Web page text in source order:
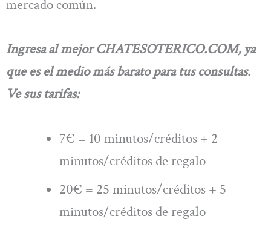
mercado común.
Ingresa al mejor CHATESOTERICO.COM, ya
que es el medio más barato para tus consultas.
Ve sus tarifas:
7€ = 10 minutos/créditos + 2
minutos/créditos de regalo
20€ = 25 minutos/créditos + 5
minutos/créditos de regalo